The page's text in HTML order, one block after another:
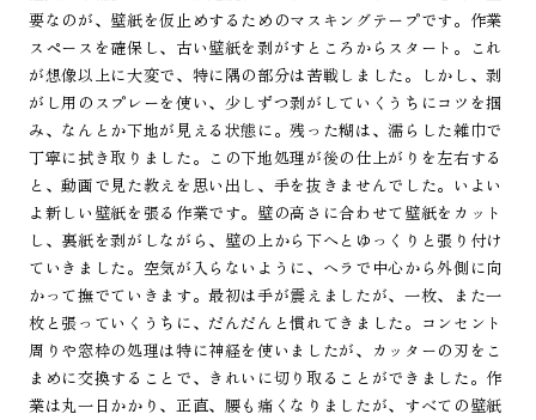
要なのが、壁紙を仮止めするためのマスキングテープです。作業
スペースを確保し、古い壁紙を剥がすところからスタート。これ
が想像以上に大変で、特に隅の部分は苦戦しました。しかし、剥
がし用のスプレーを使い、少しずつ剥がしていくうちにコツを掴
み、なんとか下地が見える状態に。残った糊は、濡らした雑巾で
丁寧に拭き取りました。この下地処理が後の仕上がりを左右する
と、動画で見た教えを思い出し、手を抜きませんでした。いよい
よ新しい壁紙を張る作業です。壁の高さに合わせて壁紙をカット
し、裏紙を剥がしながら、壁の上から下へとゆっくりと張り付け
ていきました。空気が入らないように、ヘラで中心から外側に向
かって撫でていきます。最初は手が震えましたが、一枚、また一
枚と張っていくうちに、だんだんと慣れてきました。コンセント
周りや窓枠の処理は特に神経を使いましたが、カッターの刃をこ
まめに交換することで、きれいに切り取ることができました。作
業は丸一日かかり、正直、腰も痛くなりましたが、すべての壁紙